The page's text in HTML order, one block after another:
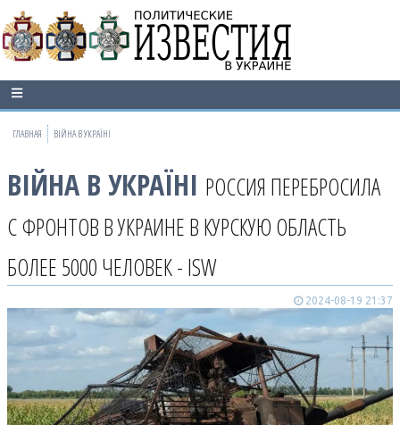
ГЛАВНАЯ ВІЙНА В УКРАЇНІ
ВІЙНА В УКРАЇНІ РОССИЯ ПЕРЕБРОСИЛА
С ФРОНТОВ В УКРАИНЕ В КУРСКУЮ ОБЛАСТЬ
БОЛЕЕ 5000 ЧЕЛОВЕК - ISW
2024-08-19 21:37